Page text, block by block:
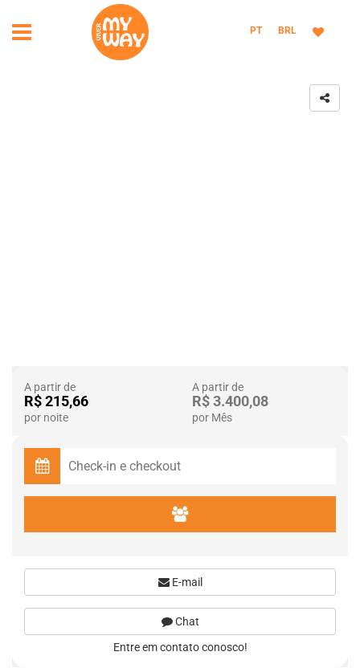
PT BRL
A partir de
R$ 215,66
por noite
A partir de
R$ 3.400,08
por Mês
E-mail
Chat
Entre em contato conosco!